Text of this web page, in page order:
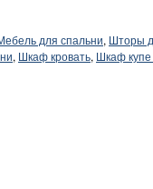
для спальни, Шторы
, Шкаф кровать, Шкаф